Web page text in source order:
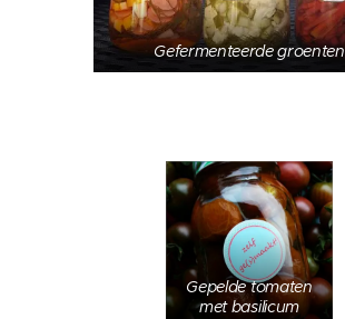
Gefermenteerde groenten
Gepelde tomaten
met basilicum